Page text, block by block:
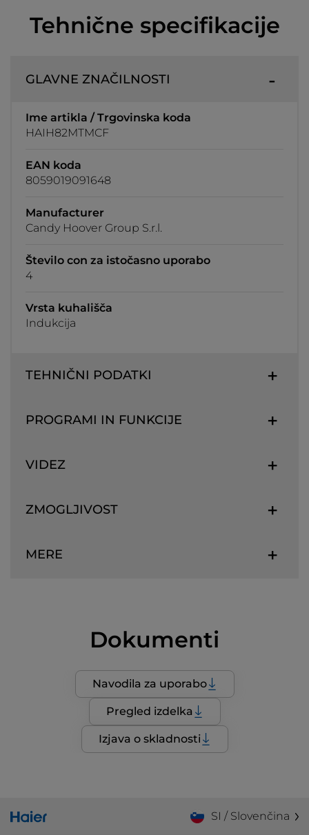
Tehnične specifikacije
GLAVNE ZNAČILNOSTI
Ime artikla / Trgovinska koda
HAIH82MTMCF
EAN koda
8059019091648
Manufacturer
Candy Hoover Group S.r.l.
Število con za istočasno uporabo
4
Vrsta kuhališča
Indukcija
TEHNIČNI PODATKI
PROGRAMI IN FUNKCIJE
VIDEZ
ZMOGLJIVOST
MERE
Dokumenti
Navodila za uporabo
Pregled izdelka
Izjava o skladnosti
SI / Slovenčina